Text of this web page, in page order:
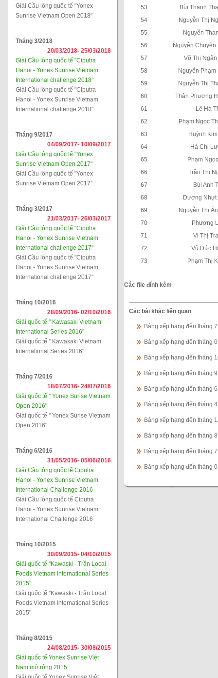
Giải Cầu lông quốc tế "Yonex
Sunrise Vietnam Open 2018"
Tháng 3/2018
20/03/2018- 25/03/2018
Giải Cầu lông quốc tế "Ciputra
Hanoi - Yonex Sunrise Vietnam
International challenge 2018"
Giải Cầu lông quốc tế "Ciputra
Hanoi - Yonex Sunrise Vietnam
International challenge 2018"
Tháng 9/2017
04/09/2017- 10/09/2017
Giải Cầu lông quốc tế "Yonex
Sunrise Vietnam Open 2017"
Giải Cầu lông quốc tế "Yonex
Sunrise Vietnam Open 2017"
Tháng 3/2017
21/03/2017- 26/03/2017
Giải Cầu lông quốc tế "Ciputra
Hanoi - Yonex Sunrise Vietnam
International challenge 2017"
Giải Cầu lông quốc tế "Ciputra
Hanoi - Yonex Sunrise Vietnam
International challenge 2017"
Tháng 10/2016
28/09/2016- 02/10/2016
Giải quốc tế " Kawasaki Vietnam
International Series 2016"
Giải quốc tế " Kawasaki Vietnam
International Series 2016"
Tháng 7/2016
18/07/2016- 24/07/2016
Giải quốc tế " Yonex Surise Vietnam
Open 2016"
Giải quốc tế " Yonex Surise Vietnam
Open 2016"
Tháng 6/2016
31/05/2016- 05/06/2016
Giải Cầu lông quốc tế Ciputra
Hanoi - Yonex Sunrise Vietnam
International Challenge 2016
Giải Cầu lông quốc tế Ciputra
Hanoi - Yonex Sunrise Vietnam
International Challenge 2016
Tháng 10/2015
30/09/2015- 04/10/2015
Giải quốc tế "Kawaski - Trần Local
Foods Vietnam International Series
2015"
Giải quốc tế "Kawaski - Trần Local
Foods Vietnam International Series
2015"
Tháng 8/2015
24/08/2015- 30/08/2015
Giải quốc tế Yonex Sunrise Việt
Nam mở rộng 2015
53
Bùi Thanh
54
Nguyễn Thị
55
Nguyễn
56
Nguyễn Chuyên
57
Võ Thị
58
Nguyễn
59
Nguyễn Thị
60
Thân Phương
61
Lê Hà
62
Phạm Ngọc
63
Huỳnh
64
Hà Chi
65
Phạm
66
Trần Thị
67
Bùi Anh
68
Dương Nhựt
69
Nguyễn Thị
70
Phương
71
Vi Thị
72
Vũ Đức
73
Phạm Thị
Các file đính kèm
Các bài khác liên quan
Bảng xếp hạng đến tháng
Bảng xếp hạng đến tháng
Bảng xếp hạng đến tháng
Bảng xếp hạng đến tháng
Bảng xếp hạng đến tháng
Bảng xếp hạng đến tháng
Bảng xếp hạng đến tháng
Bảng xếp hạng đến tháng
Bảng xếp hạng đến tháng
Bảng xếp hạng đến tháng